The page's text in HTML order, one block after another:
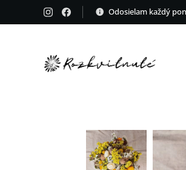
Odosielam každý